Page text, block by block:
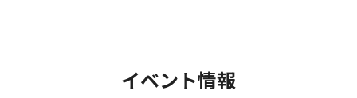
イベント情報